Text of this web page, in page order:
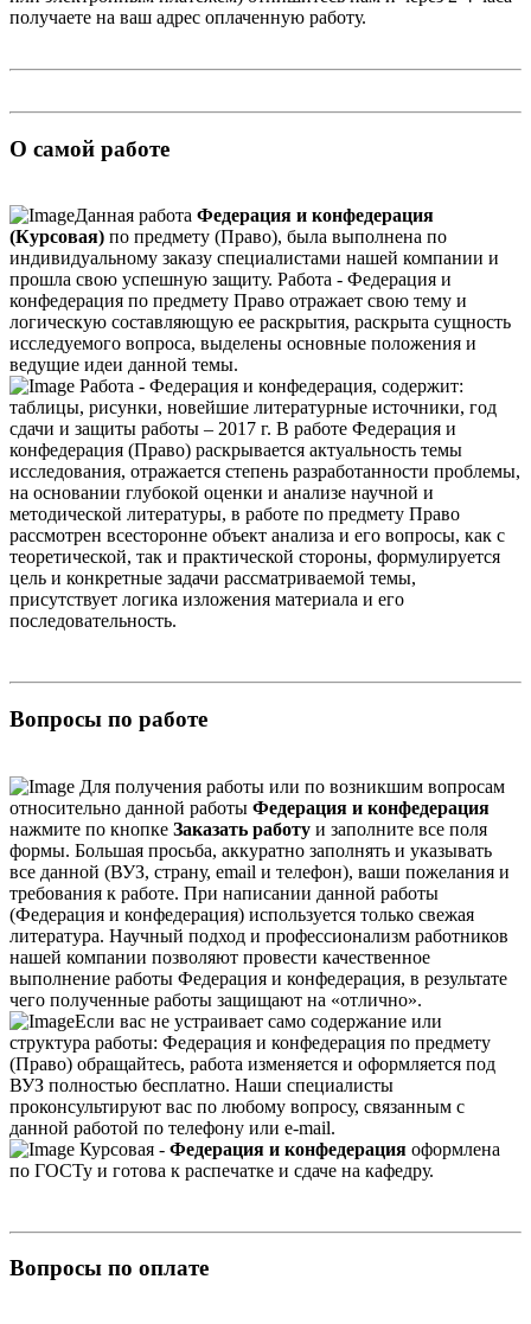
получаете на ваш адрес оплаченную работу.
О самой работе
Данная работа Федерация и конфедерация
(Курсовая) по предмету (Право), была выполнена по
индивидуальному заказу специалистами нашей компании и
прошла свою успешную защиту. Работа - Федерация и
конфедерация по предмету Право отражает свою тему и
логическую составляющую ее раскрытия, раскрыта сущность
исследуемого вопроса, выделены основные положения и
ведущие идеи данной темы.
Работа - Федерация и конфедерация, содержит:
таблицы, рисунки, новейшие литературные источники, год
сдачи и защиты работы – 2017 г. В работе Федерация и
конфедерация (Право) раскрывается актуальность темы
исследования, отражается степень разработанности проблемы,
на основании глубокой оценки и анализе научной и
методической литературы, в работе по предмету Право
рассмотрен всесторонне объект анализа и его вопросы, как с
теоретической, так и практической стороны, формулируется
цель и конкретные задачи рассматриваемой темы,
присутствует логика изложения материала и его
последовательность.
Вопросы по работе
Для получения работы или по возникшим вопросам
относительно данной работы Федерация и конфедерация
нажмите по кнопке Заказать работу и заполните все поля
формы. Большая просьба, аккуратно заполнять и указывать
все данной (ВУЗ, страну, email и телефон), ваши пожелания и
требования к работе. При написании данной работы
(Федерация и конфедерация) используется только свежая
литература. Научный подход и профессионализм работников
нашей компании позволяют провести качественное
выполнение работы Федерация и конфедерация, в результате
чего полученные работы защищают на «отлично».
Если вас не устраивает само содержание или
структура работы: Федерация и конфедерация по предмету
(Право) обращайтесь, работа изменяется и оформляется под
ВУЗ полностью бесплатно. Наши специалисты
проконсультируют вас по любому вопросу, связанным с
данной работой по телефону или e-mail.
Курсовая - Федерация и конфедерация оформлена
по ГОСТу и готова к распечатке и сдаче на кафедру.
Вопросы по оплате